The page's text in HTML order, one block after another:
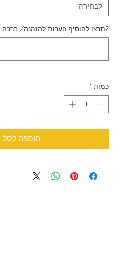
לבחירה
?תרצו להוסיף הערות להזמנה/ ברכה
כמות *
הוספה לסל